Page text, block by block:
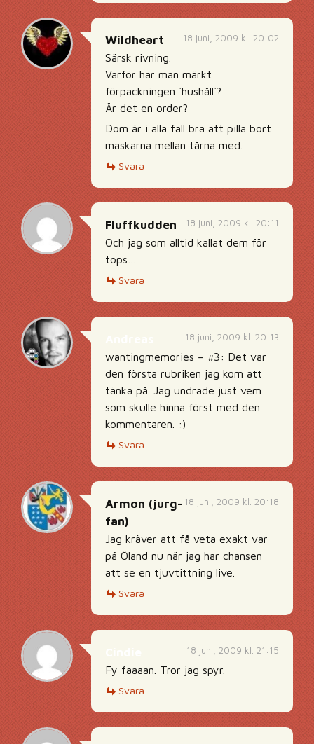
18 juni, 2009 kl. 20:02
Wildheart
Särsk rivning.
Varför har man märkt
förpackningen `hushåll`?
Är det en order?
Dom är i alla fall bra att pilla bort
maskarna mellan tårna med.
Svara
18 juni, 2009 kl. 20:11
Fluffkudden
Och jag som alltid kallat dem för
tops…
Svara
18 juni, 2009 kl. 20:13
wantingmemories – #3: Det var
den första rubriken jag kom att
tänka på. Jag undrade just vem
som skulle hinna först med den
kommentaren. :)
Svara
18 juni, 2009 kl. 20:18
Armon (jurg-
fan)
Jag kräver att få veta exakt var
på Öland nu när jag har chansen
att se en tjuvtittning live.
Svara
18 juni, 2009 kl. 21:15
Fy faaaan. Tror jag spyr.
Svara